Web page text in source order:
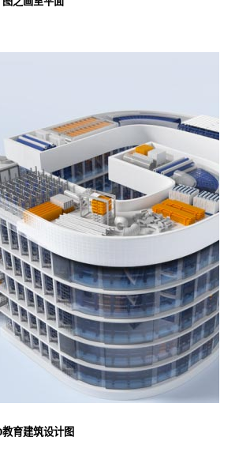
育建筑设计图